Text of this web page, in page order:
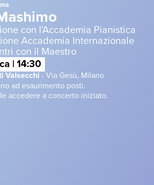
con l'Accademia Pianistica
Accademia Internazionale
con il Maestro
| 14:30
Valsecchi - Via Gesù, Milano
ad esaurimento posti.
accedere a concerto iniziato.